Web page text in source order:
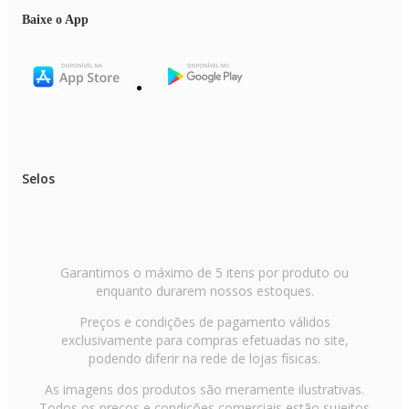
Funções: Assar | Cozinhar | Gratinar | Fritar
Aviso sonoro: Sim
Desligamento automático: Sim
Revestimento do Cesto: Antiaderente
Tipo de tomada: 20A
EAN: 7899882316377
Itens inclusos
01 Fritadeira
01 Livro de Receitas
01 Manual de Instruções
Baixe o App
Selos
Garantimos o máximo de 5 itens por produto ou
enquanto durarem nossos estoques.
Preços e condições de pagamento válidos
exclusivamente para compras efetuadas no site,
podendo diferir na rede de lojas físicas.
As imagens dos produtos são meramente ilustrativas.